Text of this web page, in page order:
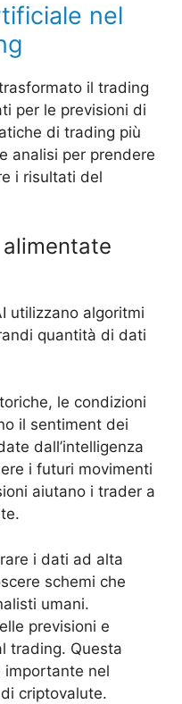
nel
il trading
per le previsioni di
di trading più
analisi per prendere
i risultati del
utilizzano algoritmi
quantità di dati
le condizioni
il sentiment dei
dall’intelligenza
i futuri movimenti
aiutano i trader a
i dati ad alta
schemi che
umani.
previsioni e
trading. Questa
importante nel
criptovalute.